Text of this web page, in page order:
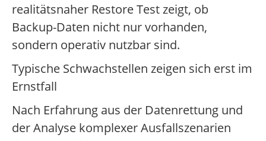
realitätsnaher Restore Test zeigt, ob
Backup-Daten nicht nur vorhanden,
sondern operativ nutzbar sind.
Typische Schwachstellen zeigen sich erst im
Ernstfall
Nach Erfahrung aus der Datenrettung und
der Analyse komplexer Ausfallszenarien